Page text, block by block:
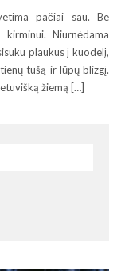
pačiai sau. Be
Niurnėdama
plaukus į kuodelį,
tušą ir lūpų blizgį.
žiemą […]